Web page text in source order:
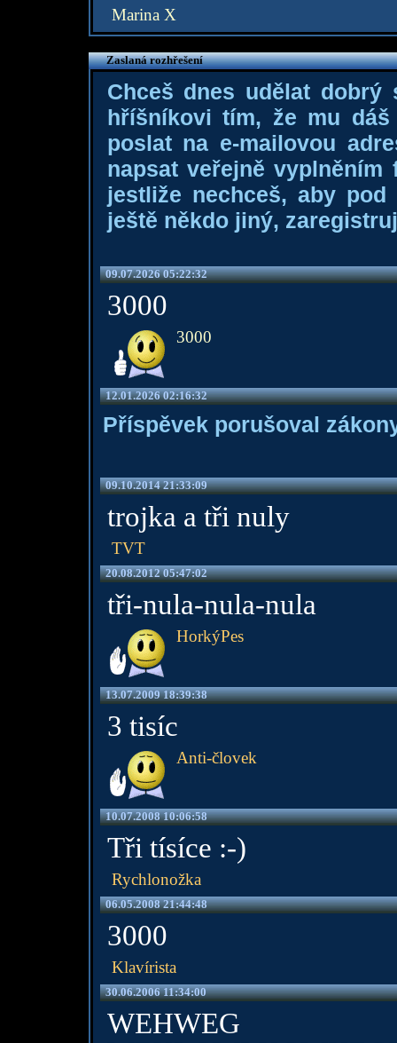
Marina X
Zaslaná rozhřešení
Chceš dnes udělat dobrý
hříšníkovi tím, že mu
poslat na e-mailovou
napsat veřejně
jestliže nechceš, aby
ještě někdo jiný,
09.07.2026 05:22:32
3000
3000
12.01.2026 02:16:32
Příspěvek porušoval
09.10.2014 21:33:09
trojka a tři nuly
TVT
20.08.2012 05:47:02
tři-nula-nula-nula
HorkýPes
13.07.2009 18:39:38
3 tisíc
Anti-človek
10.07.2008 10:06:58
Tři tísíce :-)
Rychlonožka
06.05.2008 21:44:48
3000
Klavírista
30.06.2006 11:34:00
WEHWEG